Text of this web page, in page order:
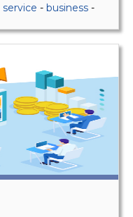
service - business -